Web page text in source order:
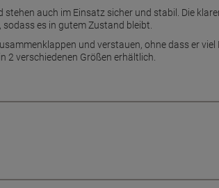
auch im Einsatz sicher und stabil. Die
es in gutem Zustand bleibt.
und verstauen, ohne dass er
2 verschiedenen Größen erhältlich.